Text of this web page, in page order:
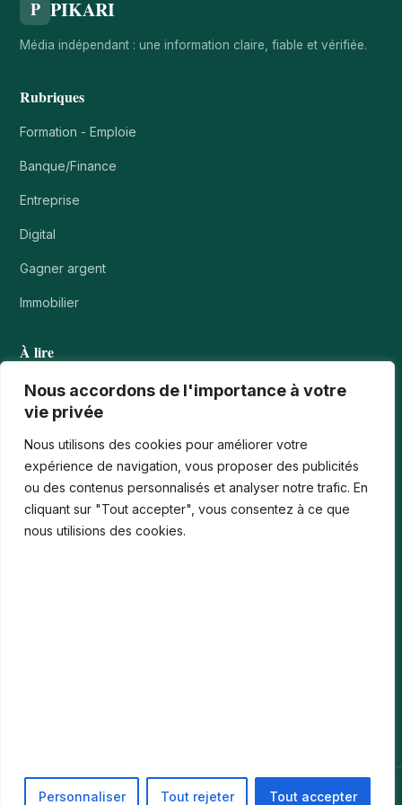
Nous accordons de l'importance à votre
vie privée
Nous utilisons des cookies pour améliorer votre
expérience de navigation, vous proposer des publicités
ou des contenus personnalisés et analyser notre trafic. En
cliquant sur "Tout accepter", vous consentez à ce que
nous utilisions des cookies.
Personnaliser Tout rejeter Tout accepter
P PIKARI
Média indépendant : une information claire, fiable et vérifiée.
Rubriques
Formation - Emploie
Banque/Finance
Entreprise
Digital
Gagner argent
Immobilier
À lire
Tournois casino : comprendre points, rangs et…
Les paiements numériques face aux nouvelles cyberfraudes
Bonus de bienvenue en France : comment…
Casinos iPhone en France : 2026 Guide…
Monter en compétences digitales en entreprise :…
© 2026 PIKARI. Tous droits réservés. · Mentions Légales ·